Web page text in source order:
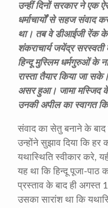
उन्हीं दिनों सरकार ने एक
धर्माचार्यों से सहज
था। तब वे डीआईजी रेंक
शंकराचार्य जयेंद्र
हिन्दू मुस्लिम धर्मगुरुओं के
रास्ता तैयार किया जा
असर हुआ। जामा मस्जिद के
उनकी अपील का स्वागत
संवाद का सेतु बनाने के बाद
उन्होंने सुझाव दिया कि हर
यथास्थिति स्वीकार करे,
यह था कि हिन्दू पूजा-पाठ
प्रस्ताव के बाद ही
उसका सारांश था कि